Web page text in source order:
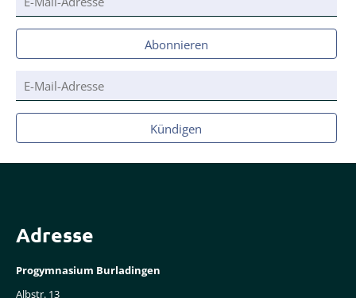
Mail-
Adresse
Abonnieren
E-
Mail-
Adresse
Kündigen
Adresse
Progymnasium Burladingen
Albstr. 13